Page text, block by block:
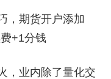
，期货开户添加
+1分钱
业内除了量化交